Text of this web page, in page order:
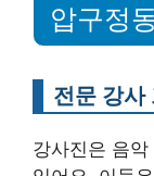
압구정
전문 강사
강사진은 음